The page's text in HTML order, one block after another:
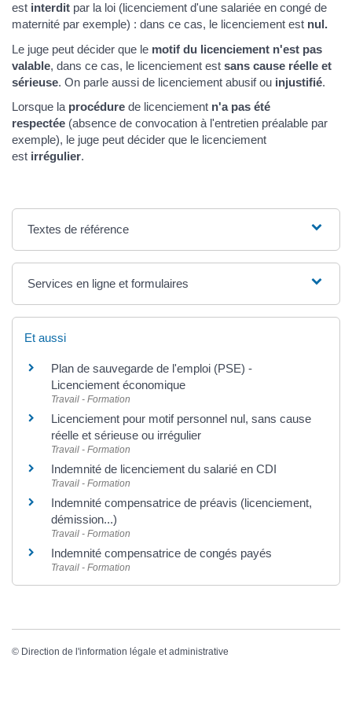
est interdit par la loi (licenciement d'une salariée en congé de
maternité par exemple) : dans ce cas, le licenciement est nul.
Le juge peut décider que le motif du licenciement n'est pas
valable, dans ce cas, le licenciement est sans cause réelle et
sérieuse. On parle aussi de licenciement abusif ou injustifié.
Lorsque la procédure de licenciement n'a pas été
respectée (absence de convocation à l'entretien préalable par
exemple), le juge peut décider que le licenciement
est irrégulier.
Textes de référence
Services en ligne et formulaires
Et aussi
Plan de sauvegarde de l'emploi (PSE) -
Licenciement économique
Travail - Formation
Licenciement pour motif personnel nul, sans cause
réelle et sérieuse ou irrégulier
Travail - Formation
Indemnité de licenciement du salarié en CDI
Travail - Formation
Indemnité compensatrice de préavis (licenciement,
démission...)
Travail - Formation
Indemnité compensatrice de congés payés
Travail - Formation
© Direction de l'information légale et administrative